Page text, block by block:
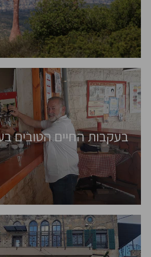
בעקבות החיים הטובים
סיורים בהתאמה
אישית